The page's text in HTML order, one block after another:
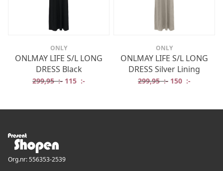
ONLY
ONLMAY LIFE S/L LONG
DRESS Black
299,95:- Det ursprungliga priset var: 299,95 :-.
115 :- Det nuvarande priset är: 115 :-.
ONLY
ONLMAY LIFE S/L LONG
DRESS Silver Lining
299,95:- Det
150 :-
Org.nr: 556353-2539